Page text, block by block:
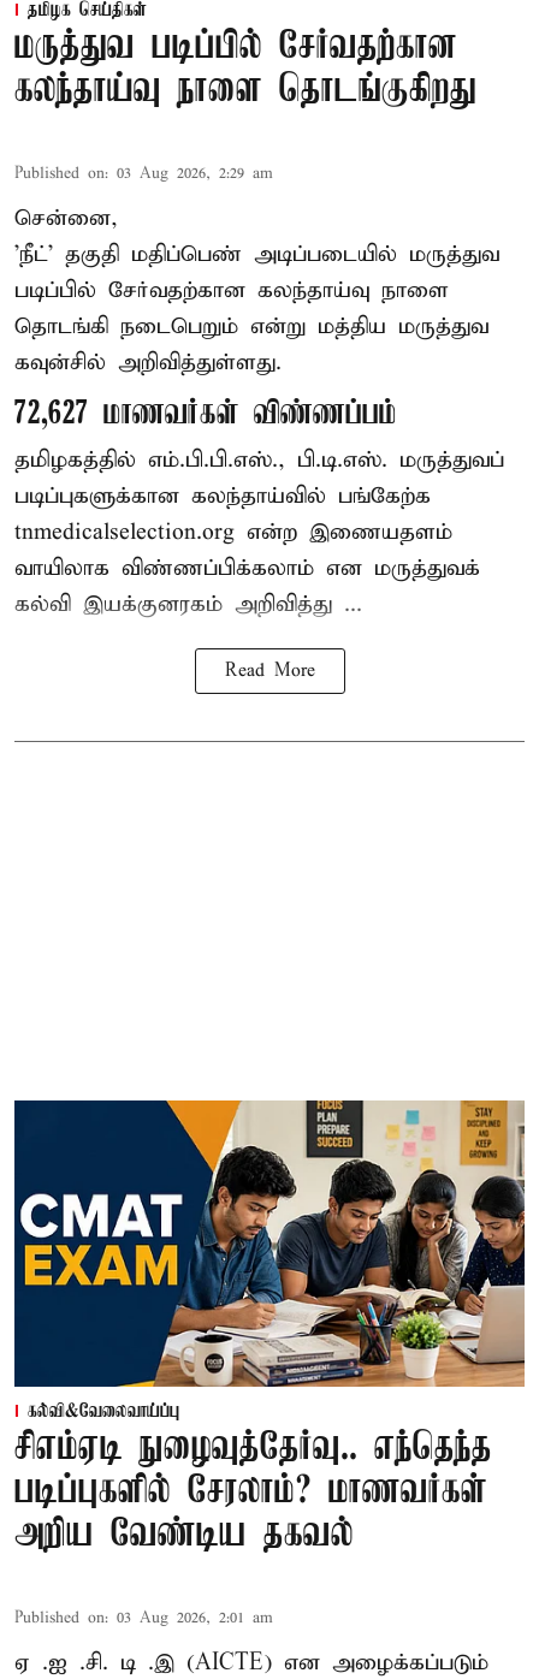
தமிழக செய்திகள்
மருத்துவ படிப்பில் சேர்வதற்கான
கலந்தாய்வு நாளை தொடங்குகிறது
Published on: 03 Aug 2026, 2:29 am
சென்னை,
'நீட்' தகுதி மதிப்பெண் அடிப்படையில் மருத்துவ
படிப்பில் சேர்வதற்கான கலந்தாய்வு நாளை
தொடங்கி நடைபெறும் என்று மத்திய மருத்துவ
கவுன்சில் அறிவித்துள்ளது.
72,627 மாணவர்கள் விண்ணப்பம்
தமிழகத்தில் எம்.பி.பி.எஸ்., பி.டி.எஸ். மருத்துவப்
படிப்புகளுக்கான கலந்தாய்வில் பங்கேற்க
tnmedicalselection.org என்ற இணையதளம்
வாயிலாக விண்ணப்பிக்கலாம் என மருத்துவக்
கல்வி இயக்குனரகம் அறிவித்து ...
Read More
கல்வி&வேலைவாய்ப்பு
சிஎம்ஏடி நுழைவுத்தேர்வு.. எந்தெந்த
படிப்புகளில் சேரலாம்? மாணவர்கள்
அறிய வேண்டிய தகவல்
Published on: 03 Aug 2026, 2:01 am
ஏ .ஐ .சி. டி .இ (AICTE) என அழைக்கப்படும்